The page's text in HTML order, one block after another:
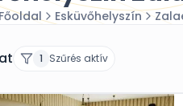
Főoldal Esküvőhelyszín
1 Szűrés aktív